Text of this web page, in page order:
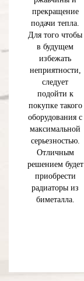
прекращение
подачи тепла.
Для того чтобы
в будущем
избежать
неприятности,
следует
подойти к
покупке такого
оборудования с
максимальной
серьезностью.
Отличным
решением будет
приобрести
радиаторы из
биметалла.